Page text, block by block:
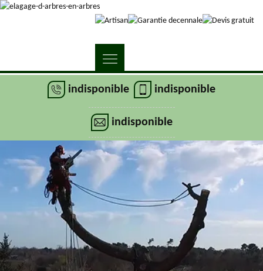
indisponible indisponible
indisponible